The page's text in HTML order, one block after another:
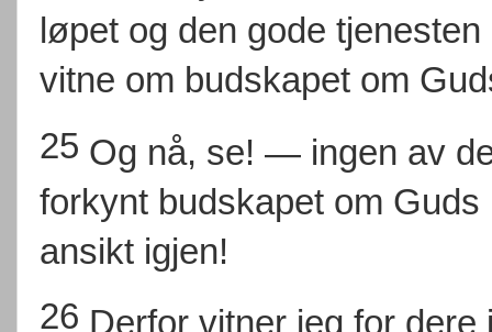
løpet og den gode
vitne om budskapet om
25 Og nå, se! — ingen av
forkynt budskapet om
ansikt igjen!
26 Derfor vitner jeg for